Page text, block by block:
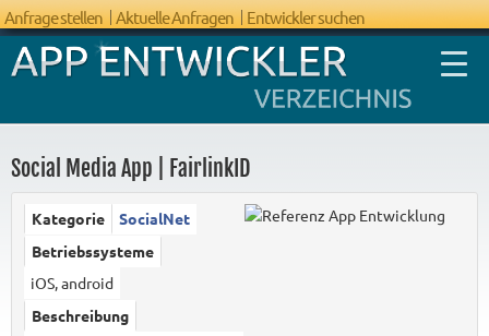
Anfrage stellen Aktuelle Anfragen Entwickler suchen
Social Media App | FairlinkID
Kategorie
SocialNet
Betriebssysteme
iOS, android
Beschreibung